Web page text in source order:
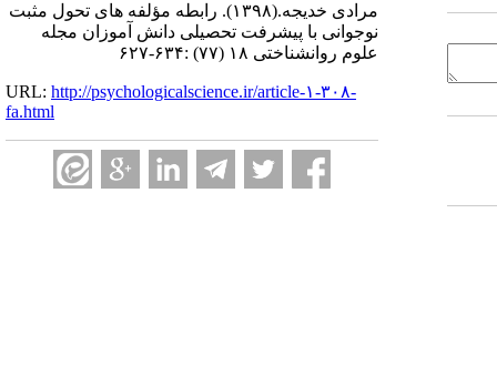
مرادی خدیجه.(۱۳۹۸).
رابطه مؤلفه های تحول مثبت
نوجوانی با پیشرفت تحصیلی دانش آموزان مجله
علوم روانشناختی ۱۸ (۷۷) :۶۳۴-۶۲۷
URL: http://psychologicalscience.ir/article-۱-۳۰۸-
fa.html